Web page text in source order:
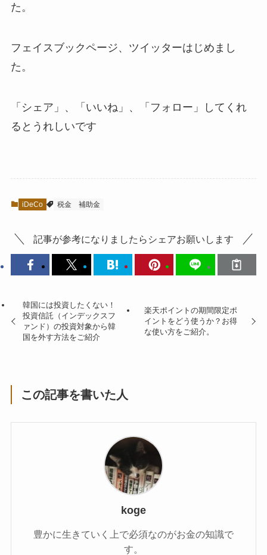
た。
フェイスブックページ、ツイッターはじめまし
た。
「シェア」、「いいね」、「フォロー」してくれ
るとうれしいです
iDeCo 税金 補助金
記事が参考になりましたらシェアお願いします
韓国には投資したくない！
投資信託（インデックスフ
ァンド）の投資対象から韓
国を外す方法をご紹介
楽天ポイントの期間限定ポ
イントをどう使うか？お得
な使い方をご紹介。
この記事を書いた人
koge
豊かに生きていく上で必須なのがお金の知識で
す。